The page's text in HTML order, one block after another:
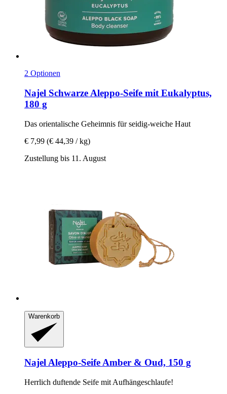
2 Optionen
Najel Schwarze Aleppo-​Seife mit Eukalyptus,
180 g
Das orientalische Geheimnis für seidig-​weiche Haut
€ 7,99 (€ 44,39 / kg)
Zustellung bis 11. August
Warenkorb
Najel Aleppo-​Seife Amber & Oud, 150 g
Herrlich duftende Seife mit Aufhängeschlaufe!